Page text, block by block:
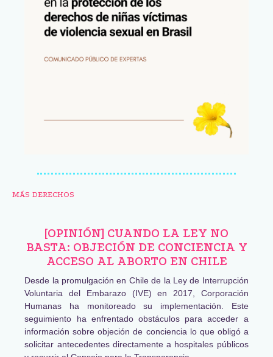
MÁS DERECHOS
[OPINIÓN] CUANDO LA LEY NO
BASTA: OBJECIÓN DE CONCIENCIA Y
ACCESO AL ABORTO EN CHILE
Desde la promulgación en Chile de la Ley de Interrupción
Voluntaria del Embarazo (IVE) en 2017, Corporación
Humanas ha monitoreado su implementación. Este
seguimiento ha enfrentado obstáculos para acceder a
información sobre objeción de conciencia lo que obligó a
solicitar antecedentes directamente a hospitales públicos